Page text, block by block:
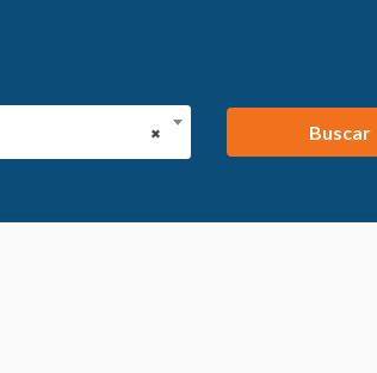
×
Buscar